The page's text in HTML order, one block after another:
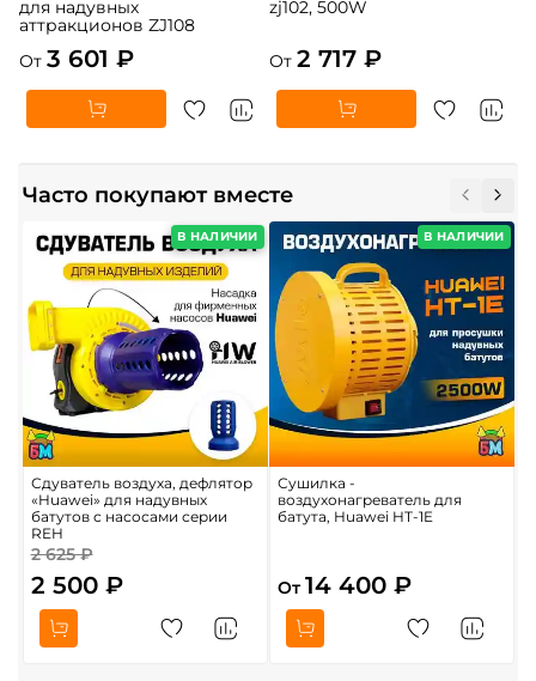
для надувных
аттракционов ZJ108
От 3 601 ₽
zj102, 500W
От 2 717 ₽
Часто покупают вместе
В НАЛИЧИИ
Сдуватель воздуха, дефлятор
«Huawei» для надувных
батутов с насосами серии
REH
2 625 ₽
2 500 ₽
В НАЛИЧИИ
Сушилка -
воздухонагреватель для
батута, Huawei HT-1E
От 14 400 ₽